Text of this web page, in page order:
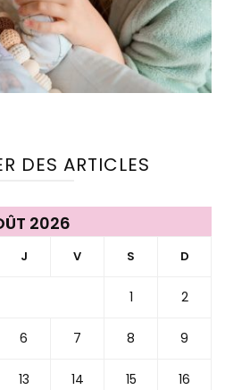
DES ARTICLES
2026
J V S D
1 2
6 7 8 9
13 14 15 16